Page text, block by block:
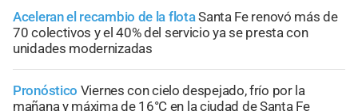
Aceleran el recambio de la flotaSanta Fe renovó más de
70 colectivos y el 40% del servicio ya se presta con
unidades modernizadas
Pronóstico Viernes con cielo despejado, frío por la
mañana y máxima de 16°C en la ciudad de Santa Fe